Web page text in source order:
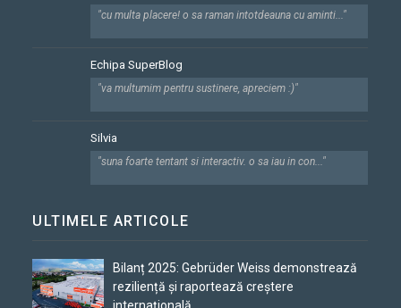
"cu multa placere! o sa raman intotdeauna cu aminti..."
Echipa SuperBlog
"va multumim pentru sustinere, apreciem :)"
Silvia
"suna foarte tentant si interactiv. o sa iau in con..."
ULTIMELE ARTICOLE
Bilanț 2025: Gebrüder Weiss demonstrează
reziliență și raportează creștere